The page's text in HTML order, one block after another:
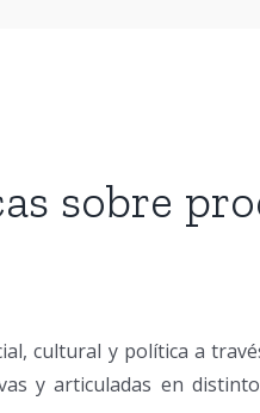
sobre
cultural y política a
y articuladas en